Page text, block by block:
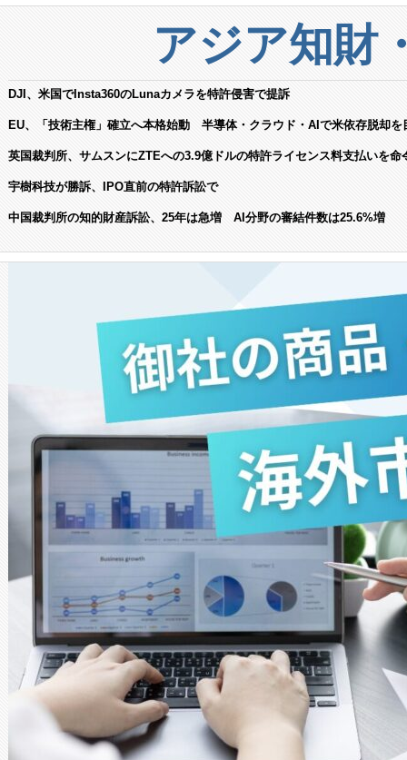
アジア知財
DJI、米国でInsta360のLunaカメラを特許侵害で提訴
EU、「技術主権」確立へ本格始動 半導体・クラウド・AIで米依存脱却を
英国裁判所、サムスンにZTEへの3.9億ドルの特許ライセンス料支払いを命
宇樹科技が勝訴、IPO直前の特許訴訟で
中国裁判所の知的財産訴訟、25年は急増 AI分野の審結件数は25.6%増